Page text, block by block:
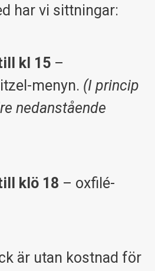
har vi sittningar:
kl 15–
menyn. (I princip
nedanstående
klö 18 – oxfilé-
är utan kostnad för